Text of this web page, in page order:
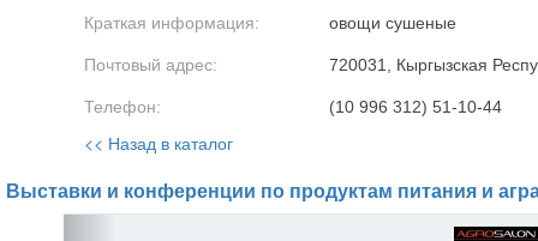
Краткая информация: овощи сушеные
Почтовый адрес: 720031, Кыргызская
Телефон: (10 996 312) 51-10-44
<< Назад в каталог
Выставки и конференции по продуктам питания и